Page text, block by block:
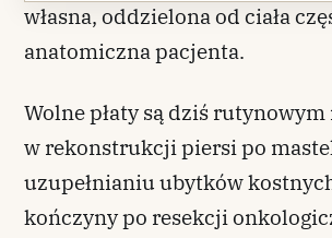
własna, oddzielona od ciała
anatomiczna pacjenta.
Wolne płaty są dziś
w rekonstrukcji piersi po
uzupełnianiu ubytków
kończyny po resekcji